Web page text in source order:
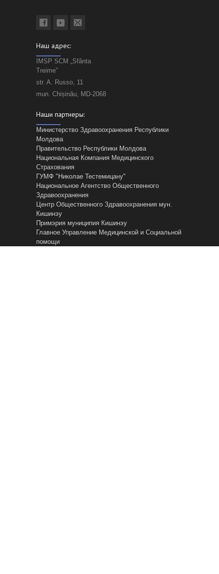
Наш адрес:
IMSP SCM „Sfânta
Treime”
str. A. Russo, 11
mun. Chișinău, MD-2068
Наши партнеры:
Министерство Здравоохранения Республики
Молдова
Правительство Республики Молдова
Национальная Компания Медицинского
Страхования
ГУМФ "Николае Тестемицану"
Национальное Агентство Общественного
Здравоохранения
Центр Общественного Здравоохранения мун.
Кишинэу
Примэрия муниципия Кишинэу
Главное Управление Mедицинской и Cоциальной
помощи